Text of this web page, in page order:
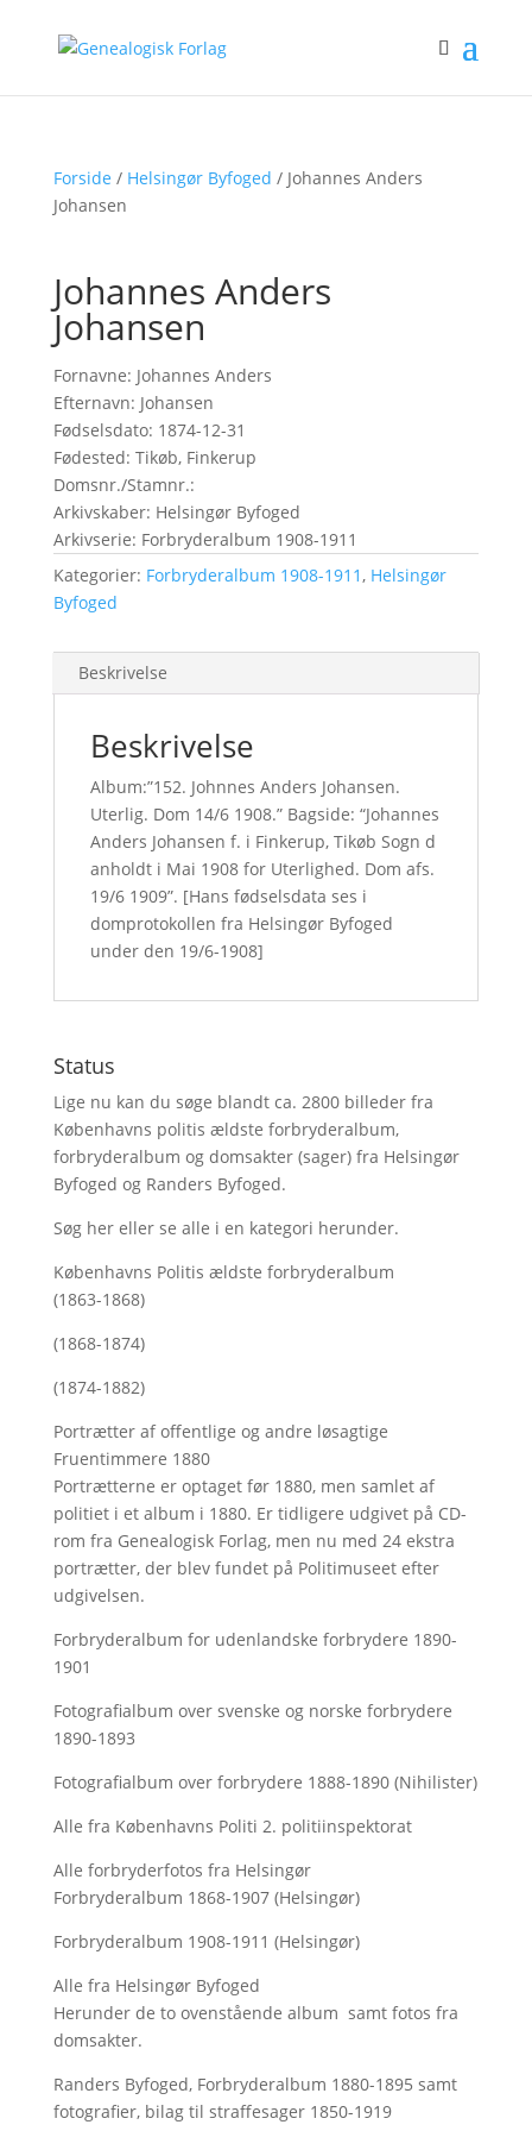
Forside / Helsingør Byfoged / Johannes Anders
Johansen
Johannes Anders
Johansen
Fornavne: Johannes Anders
Efternavn: Johansen
Fødselsdato: 1874-12-31
Fødested: Tikøb, Finkerup
Domsnr./Stamnr.:
Arkivskaber: Helsingør Byfoged
Arkivserie: Forbryderalbum 1908-1911
Kategorier: Forbryderalbum 1908-1911, Helsingør
Byfoged
Beskrivelse
Beskrivelse
Album:”152. Johnnes Anders Johansen.
Uterlig. Dom 14/6 1908.” Bagside: “Johannes
Anders Johansen f. i Finkerup, Tikøb Sogn d
anholdt i Mai 1908 for Uterlighed. Dom afs.
19/6 1909”. [Hans fødselsdata ses i
domprotokollen fra Helsingør Byfoged
under den 19/6-1908]
Status
Lige nu kan du søge blandt ca. 2800 billeder fra
Københavns politis ældste forbryderalbum,
forbryderalbum og domsakter (sager) fra Helsingør
Byfoged og Randers Byfoged.
Søg hereller se alle i en kategori herunder.
Københavns Politis ældste forbryderalbum
(1863-1868)
(1868-1874)
(1874-1882)
Portrætter af offentlige og andre løsagtige
Fruentimmere 1880
Portrætterne er optaget før 1880, men samlet af
politiet i et album i 1880. Er tidligere udgivet på CD-
rom fra Genealogisk Forlag, men nu med 24 ekstra
portrætter, der blev fundet på Politimuseet efter
udgivelsen.
Forbryderalbum for udenlandske forbrydere 1890-
1901
Fotografialbum over svenske og norske forbrydere
1890-1893
Fotografialbum over forbrydere 1888-1890 (Nihilister)
Alle fra Københavns Politi 2. politiinspektorat
Alle forbryderfotos fra Helsingør
Forbryderalbum 1868-1907 (Helsingør)
Forbryderalbum 1908-1911 (Helsingør)
Alle fra Helsingør Byfoged
Herunder de to ovenstående album samt fotos fra
domsakter.
Randers Byfoged, Forbryderalbum 1880-1895 samt
fotografier, bilag til straffesager 1850-1919